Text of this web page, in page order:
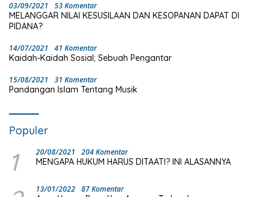
03/09/2021 53 Komentar
MELANGGAR NILAI KESUSILAAN DAN KESOPANAN DAPAT DI
PIDANA?
14/07/2021 41 Komentar
Kaidah-Kaidah Sosial; Sebuah Pengantar
15/08/2021 31 Komentar
Pandangan Islam Tentang Musik
Populer
1 20/08/2021 204 Komentar
MENGAPA HUKUM HARUS DITAATI? INI ALASANNYA
13/01/2022 87 Komentar